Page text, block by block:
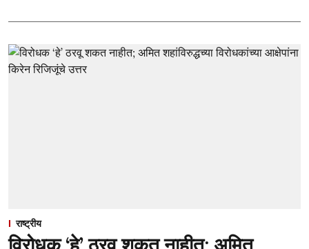
राष्ट्रीय